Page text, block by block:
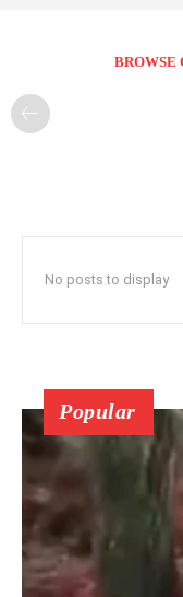
BROWSE
No posts to display
Popular